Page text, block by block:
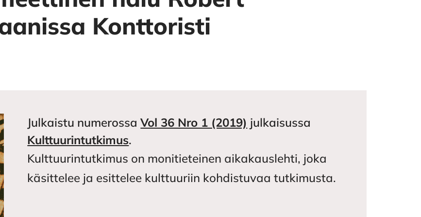
Konttoristi
Julkaistu numerossaVol 36 Nro 1 (2019) julkaisussa
Kulttuurintutkimus.
Kulttuurintutkimus on monitieteinen aikakauslehti, joka
käsittelee ja esittelee kulttuuriin kohdistuvaa tutkimusta.